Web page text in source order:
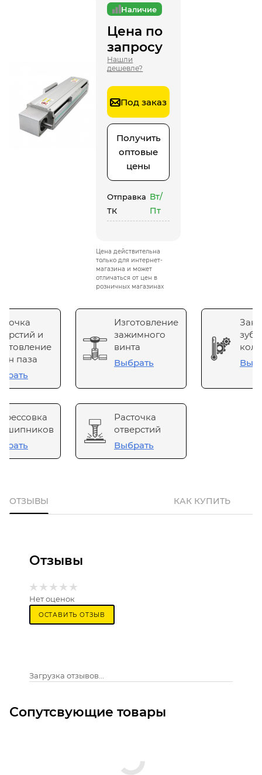
Наличие
Цена по
запросу
Нашли
дешевле?
Под заказ
Получить
оптовые
цены
Отправка
ТК
Вт/
Пт
Цена действительна
только для интернет-
магазина и может
отличаться от цен в
розничных магазинах
и
паза
Изготовление
зажимного
винта
Выбрать
Расточка
отверстий
Выбрать
ОТЗЫВЫ КАК КУПИТЬ
Отзывы
Нет оценок
ОСТАВИТЬ ОТЗЫВ
Загрузка отзывов...
Сопутсвующие товары